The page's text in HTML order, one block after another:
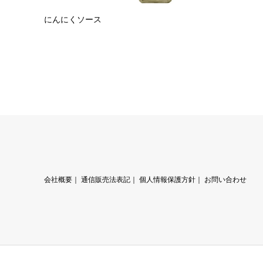
にんにくソース
会社概要｜ 通信販売法表記｜ 個人情報保護方針｜ お問い合わせ